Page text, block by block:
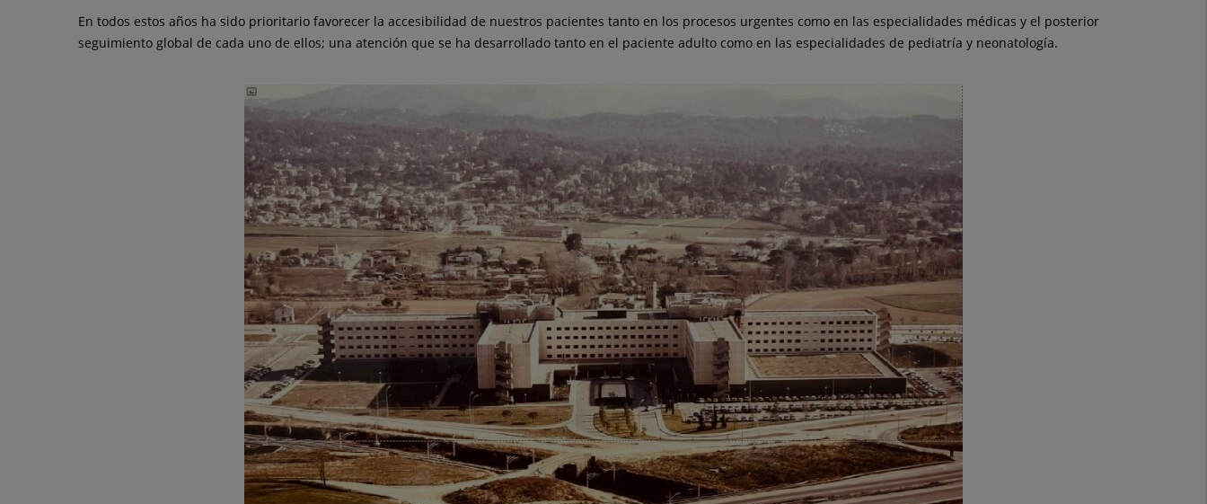
En todos estos años ha sido prioritario favorecer la accesibilidad de nuestros pacientes tanto en los procesos urgentes como en las especialidades médicas y el posterior
seguimiento global de cada uno de ellos; una atención que se ha desarrollado tanto en el paciente adulto como en las especialidades de pediatría y neonatología.